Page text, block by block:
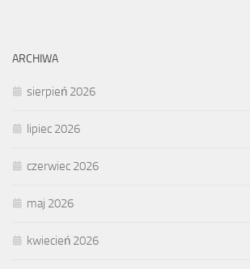
ARCHIWA
sierpień 2026
lipiec 2026
czerwiec 2026
maj 2026
kwiecień 2026